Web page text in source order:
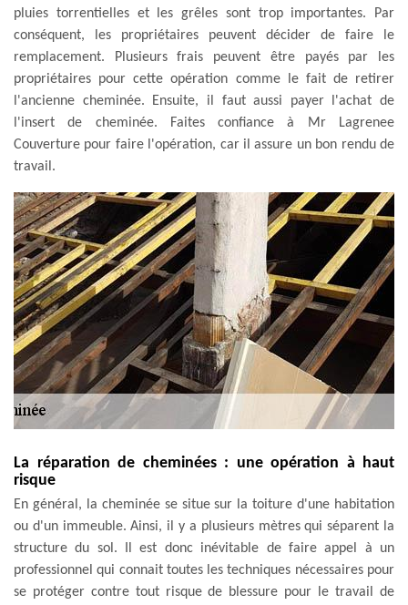
pluies torrentielles et les grêles sont trop importantes. Par
conséquent, les propriétaires peuvent décider de faire le
remplacement. Plusieurs frais peuvent être payés par les
propriétaires pour cette opération comme le fait de retirer
l'ancienne cheminée. Ensuite, il faut aussi payer l'achat de
l'insert de cheminée. Faites confiance à Mr Lagrenee
Couverture pour faire l'opération, car il assure un bon rendu de
travail.
La réparation de cheminées : une opération à haut
risque
En général, la cheminée se situe sur la toiture d'une habitation
ou d'un immeuble. Ainsi, il y a plusieurs mètres qui séparent la
structure du sol. Il est donc inévitable de faire appel à un
professionnel qui connait toutes les techniques nécessaires pour
se protéger contre tout risque de blessure pour le travail de